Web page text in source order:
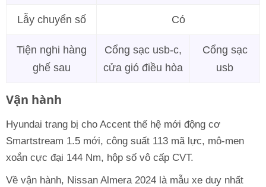
Lẫy chuyển số Có
Tiện nghi hàng
ghế sau
Cổng sạc usb-c,
cửa gió điều hòa
Cổng sạc
usb
Vận hành
Hyundai trang bị cho Accent thế hệ mới động cơ
Smartstream 1.5 mới, công suất 113 mã lực, mô-men
xoắn cực đại 144 Nm, hộp số vô cấp CVT.
Về vận hành, Nissan Almera 2024 là mẫu xe duy nhất